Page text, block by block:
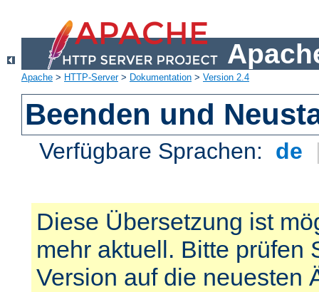
Apache > HTTP-Server> Dokumentation > Version 2.4
Beenden und
Verfügbare Sprachen: de
Diese Übersetzung ist
mehr aktuell. Bitte prüfen
Version auf die neuesten